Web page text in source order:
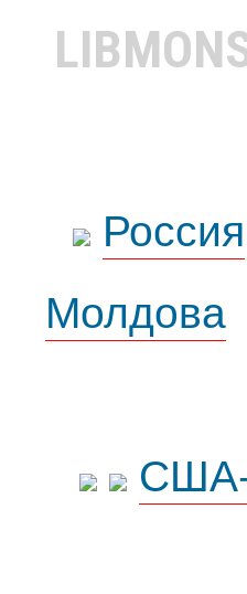
Россия
Молдова
США-